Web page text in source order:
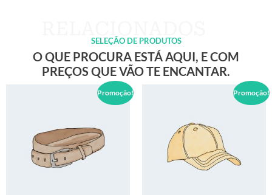
SELEÇÃO DE PRODUTOS
O QUE PROCURA ESTÁ AQUI, E COM
PREÇOS QUE VÃO TE ENCANTAR.
Promoção! Promoção!